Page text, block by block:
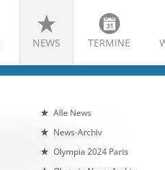
NEWS TERMINE
Alle News
News-Archiv
Olympia 2024 Paris